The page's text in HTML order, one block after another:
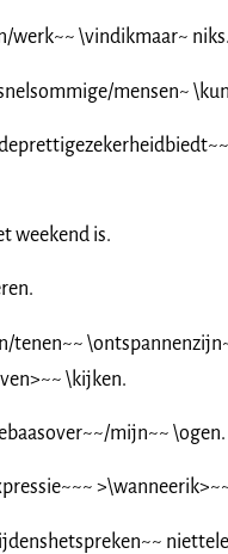
werk~~ \vindikmaar~ niks.
mensen~
weekend is.
tenen~~
\kijken.
mijn~~ \ogen.